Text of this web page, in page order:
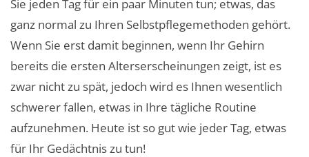
Sie jeden Tag für ein paar Minuten tun; etwas, das
ganz normal zu Ihren Selbstpflegemethoden gehört.
Wenn Sie erst damit beginnen, wenn Ihr Gehirn
bereits die ersten Alterserscheinungen zeigt, ist es
zwar nicht zu spät, jedoch wird es Ihnen wesentlich
schwerer fallen, etwas in Ihre tägliche Routine
aufzunehmen. Heute ist so gut wie jeder Tag, etwas
für Ihr Gedächtnis zu tun!